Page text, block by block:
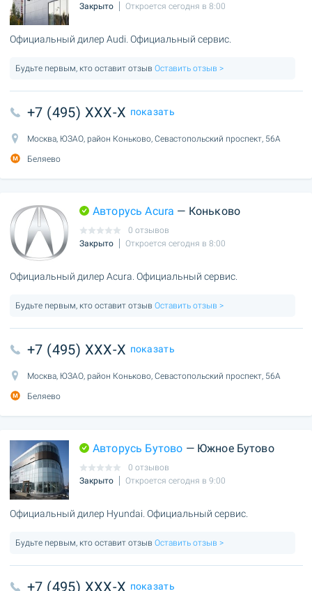
Закрыто
Откроется сегодня в 8:00
Официальный дилер Audi. Официальный сервис.
Будьте первым, кто оставит отзыв Оставить отзыв >
+7 (495) XXX-X показать
Москва, ЮЗАО, район Коньково, Севастопольский проспект, 56А
Беляево
Авторусь Acura — Коньково
0 отзывов
Закрыто
Откроется сегодня в 8:00
Официальный дилер Acura. Официальный сервис.
Будьте первым, кто оставит отзыв Оставить отзыв >
+7 (495) XXX-X показать
Москва, ЮЗАО, район Коньково, Севастопольский проспект, 56А
Беляево
Авторусь Бутово — Южное Бутово
0 отзывов
Закрыто
Откроется сегодня в 9:00
Официальный дилер Hyundai. Официальный сервис.
Будьте первым, кто оставит отзыв Оставить отзыв >
+7 (495) XXX-X показать